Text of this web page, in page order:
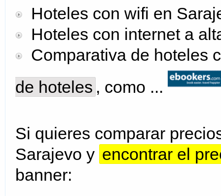
Hoteles con wifi en
Hoteles con internet a
Comparativa de hoteles
de hoteles , como ...
Si quieres comparar
Sarajevo y encontrar el
banner: